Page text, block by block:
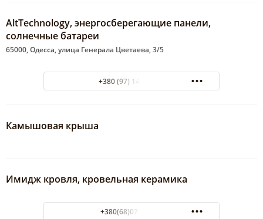
АltTechnology, энергосберегающие панели,
солнечные батареи
65000, Одесса, улица Генерала Цветаева, 3/5
+380 (97) 146-24-44
Камышовая крыша
Имидж кровля, кровельная керамика
+380(68)071-33-34